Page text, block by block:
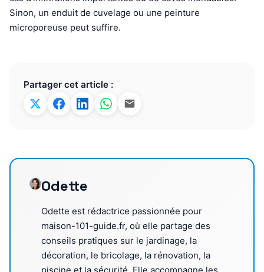
Sinon, un enduit de cuvelage ou une peinture
microporeuse peut suffire.
Partager cet article :
Odette
Odette est rédactrice passionnée pour
maison-101-guide.fr, où elle partage des
conseils pratiques sur le jardinage, la
décoration, le bricolage, la rénovation, la